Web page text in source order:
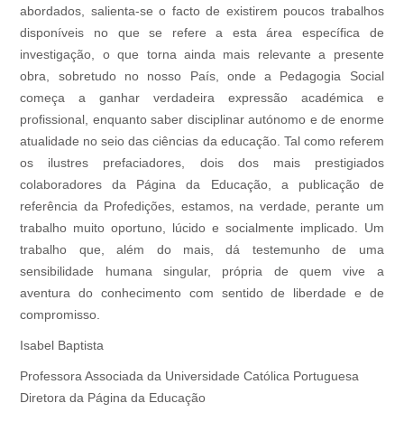
abordados, salienta-se o facto de existirem poucos trabalhos
disponíveis no que se refere a esta área específica de
investigação, o que torna ainda mais relevante a presente
obra, sobretudo no nosso País, onde a Pedagogia Social
começa a ganhar verdadeira expressão académica e
profissional, enquanto saber disciplinar autónomo e de enorme
atualidade no seio das ciências da educação. Tal como referem
os ilustres prefaciadores, dois dos mais prestigiados
colaboradores da Página da Educação, a publicação de
referência da Profedições, estamos, na verdade, perante um
trabalho muito oportuno, lúcido e socialmente implicado. Um
trabalho que, além do mais, dá testemunho de uma
sensibilidade humana singular, própria de quem vive a
aventura do conhecimento com sentido de liberdade e de
compromisso.
Isabel Baptista
Professora Associada da Universidade Católica Portuguesa
Diretora da Página da Educação